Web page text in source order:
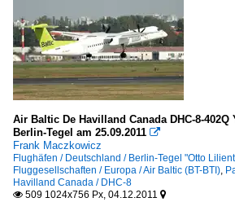
Air Baltic De Havilland Canada DHC-8-
Berlin-Tegel am 25.09.2011 
Frank Maczkowicz
Flughäfen / Deutschland / Berlin-Tegel "Otto
Fluggesellschaften / Europa / Air Baltic (BT-BTI)
Havilland Canada / DHC-8
 509 1024x756 Px, 04.12.2011 